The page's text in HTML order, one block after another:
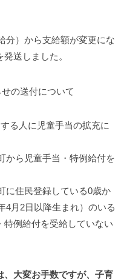
分）から支給額が変更にな
送しました。
の送付について
る人に児童手当の拡充に
から児童手当・特例給付を
に住民登録している0歳か
4月2日以降生まれ）のいる
例給付を受給していない
大変お手数ですが、子育